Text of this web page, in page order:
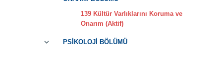
139 Kültür Varlıklarını Koruma ve
Onarım (Aktif)
PSİKOLOJİ BÖLÜMÜ